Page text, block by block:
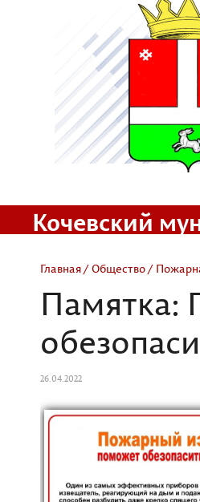
Кочевский
Главная/Общество/
Памятка:
26.04.2022